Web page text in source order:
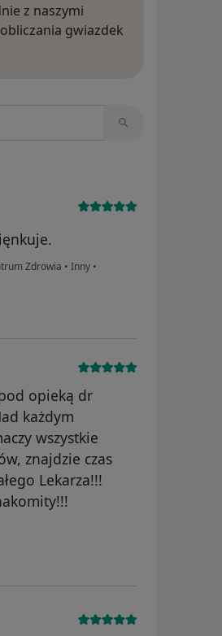
z naszymi
gwiazdek
Zdrowia • Inny •
opieką dr
każdym
wszystkie
znajdzie czas
Lekarza!!!